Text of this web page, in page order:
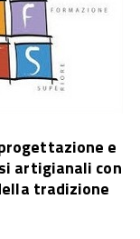
e
artigianali con
tradizione